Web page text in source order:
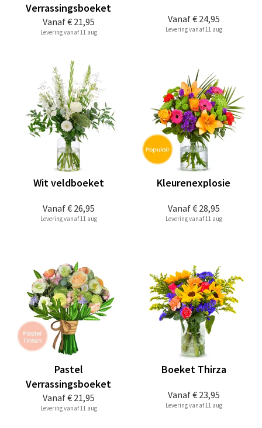
Vanaf€ 21,95
Verrassingsboeket
Levering vanaf 11 aug
Vanaf€ 24,95
Levering vanaf 11 aug
Vanaf€ 26,95
Wit veldboeket
Levering vanaf 11 aug
Vanaf€ 28,95
Kleurenexplosie
Levering vanaf 11 aug
Vanaf€ 21,95
Pastel
Verrassingsboeket
Levering vanaf 11 aug
Vanaf€ 23,95
Boeket Thirza
Levering vanaf 11 aug